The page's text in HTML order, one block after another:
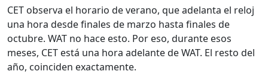
CET observa el horario de verano, que adelanta el reloj
una hora desde finales de marzo hasta finales de
octubre. WAT no hace esto. Por eso, durante esos
meses, CET está una hora adelante de WAT. El resto del
año, coinciden exactamente.